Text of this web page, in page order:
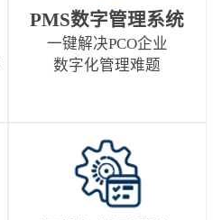
PMS数字管理系统
一键解决PCO企业
数字化管理难题